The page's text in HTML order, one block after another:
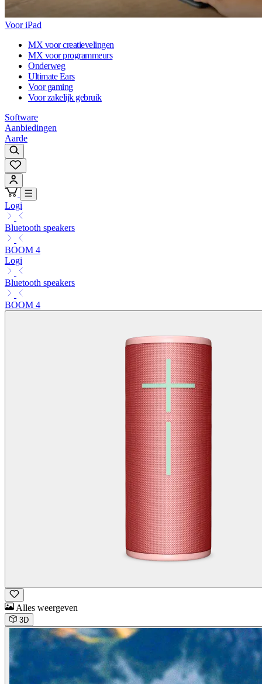
Voor iPad
MX voor creatievelingen
MX voor programmeurs
Onderweg
Ultimate Ears
Voor gaming
Voor zakelijk gebruik
Software
Aanbiedingen
Aarde
Logi
Bluetooth speakers
BOOM 4
Logi
Bluetooth speakers
BOOM 4
Alles weergeven
3D